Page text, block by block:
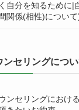
自分を知るために|
関係(相性)について
ンセリングにつ
ンセリングにおけ